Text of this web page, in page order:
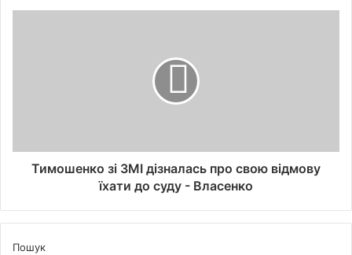
Тимошенко зі ЗМІ дізналась про свою відмову
їхати до суду - Власенко
Пошук